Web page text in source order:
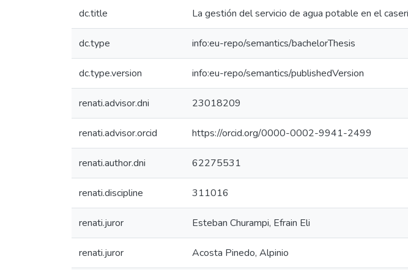
dc.title La gestión del servicio de agua potable en el
dc.type info:eu-repo/semantics/bachelorThesis
dc.type.version info:eu-repo/semantics/publishedVersion
renati.advisor.dni 23018209
renati.advisor.orcid https://orcid.org/0000-0002-9941-2499
renati.author.dni 62275531
renati.discipline 311016
renati.juror Esteban Churampi, Efrain Eli
renati.juror Acosta Pinedo, Alpinio